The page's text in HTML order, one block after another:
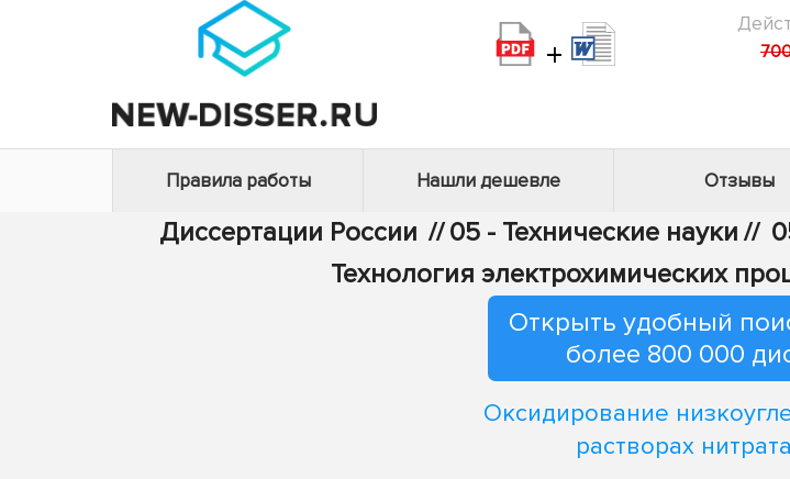
+
Правила работы Нашли дешевле Отзывы
Диссертации России // 05 - Технические науки //
Технология электрохимических
Открыть удобный
более 800 000
Оксидирование
растворах